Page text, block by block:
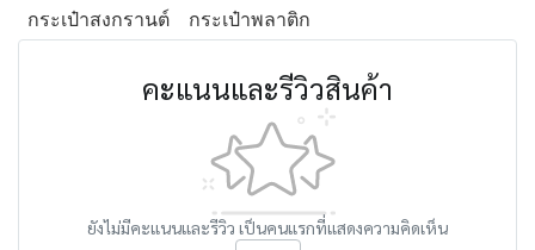
กระเป๋าสงกรานต์ กระเป๋าพลาติก
คะแนนและรีวิวสินค้า
ยังไม่มีคะแนนและรีวิว เป็นคนแรกที่แสดงความคิดเห็น